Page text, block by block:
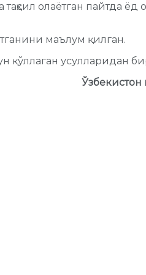
олаётган пайтда
маълум қилган.
қўллаган усулларидан